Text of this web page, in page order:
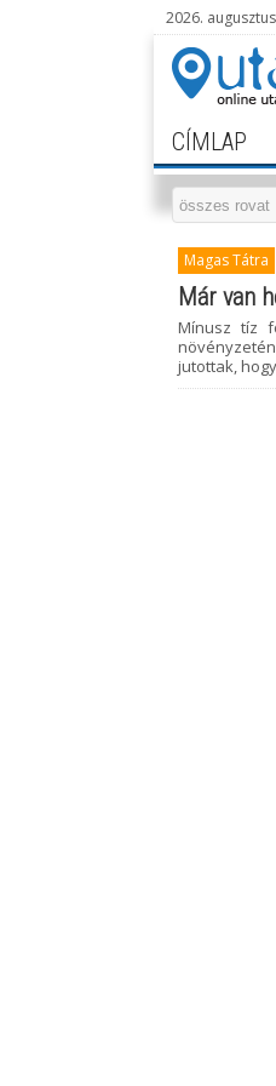
2026.
CÍMLAP
Magas Tátra
Már van
Mínusz tíz
jutottak,